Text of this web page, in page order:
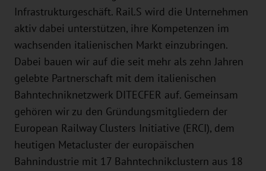
Infrastrukturgeschäft. Rail.S wird die Unternehmen
aktiv dabei unterstützen, ihre Kompetenzen im
wachsenden italienischen Markt einzubringen.
Dabei bauen wir auf die seit mehr als zehn Jahren
gelebte Partnerschaft mit dem italienischen
Bahntechniknetzwerk DITECFER auf. Gemeinsam
gehören wir zu den Gründungsmitgliedern der
European Railway Clusters Initiative (ERCI), dem
heutigen Metacluster der europäischen
Bahnindustrie mit 17 Bahntechnikclustern aus 18